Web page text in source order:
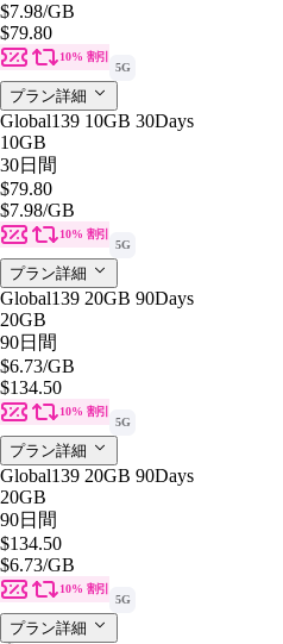
$7.98/GB
$79.80
10% 割引
5G
プラン詳細
Global139 10GB 30Days
10GB
30日間
$79.80
$7.98/GB
10% 割引
5G
プラン詳細
Global139 20GB 90Days
20GB
90日間
$6.73/GB
$134.50
10% 割引
5G
プラン詳細
Global139 20GB 90Days
20GB
90日間
$134.50
$6.73/GB
10% 割引
5G
プラン詳細